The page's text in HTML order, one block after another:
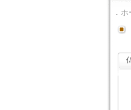
． ホ